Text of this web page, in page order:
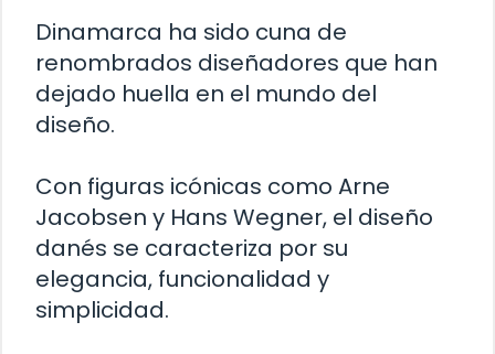
Dinamarca ha sido cuna de
renombrados diseñadores que han
dejado huella en el mundo del
diseño.
Con figuras icónicas como Arne
Jacobsen y Hans Wegner, el diseño
danés se caracteriza por su
elegancia, funcionalidad y
simplicidad.